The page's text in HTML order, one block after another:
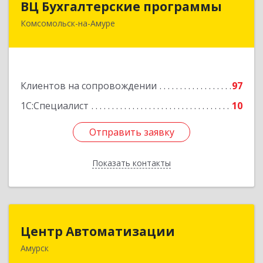
ВЦ Бухгалтерские программы
Комсомольск-на-Амуре
Клиентов на сопровождении
97
1С:Специалист
10
Отправить заявку
Показать контакты
681000, Хабаровский край, Комсомольск-на-
Отправить заявку
Назад
Центр Автоматизации
Амурск
682640, Хабаровский край, Амурск г, Мира пр-